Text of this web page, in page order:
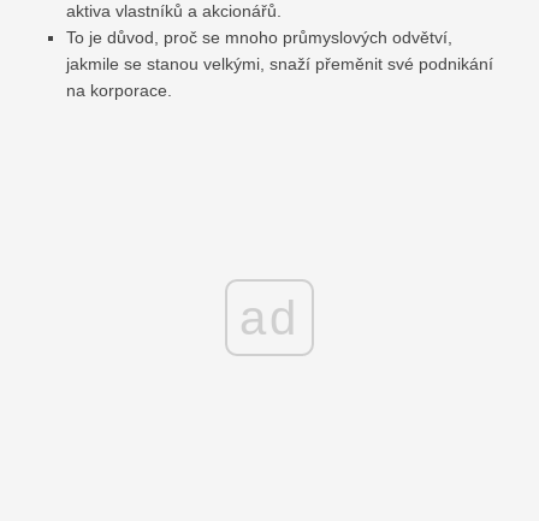
aktiva vlastníků a akcionářů.
To je důvod, proč se mnoho průmyslových odvětví,
jakmile se stanou velkými, snaží přeměnit své podnikání
na korporace.
ad